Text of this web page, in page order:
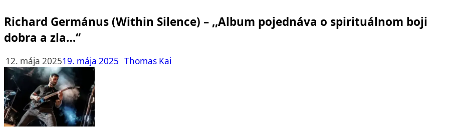
Richard Germánus (Within Silence) – ,,Album pojednáva o spirituálnom boji
dobra a zla…“
12. mája 202519. mája 2025 Thomas Kai